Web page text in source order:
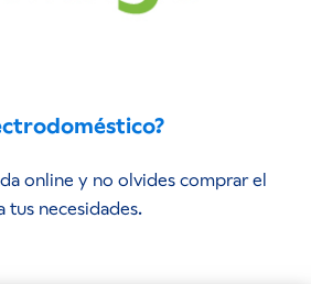
online y no olvides comprar el
tus necesidades.